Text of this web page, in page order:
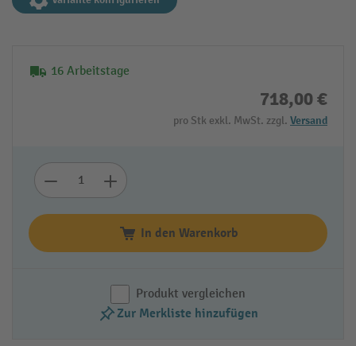
16 Arbeitstage
718,00 €
pro Stk exkl. MwSt. zzgl. Versand
In den Warenkorb
Produkt vergleichen
Zur Merkliste hinzufügen